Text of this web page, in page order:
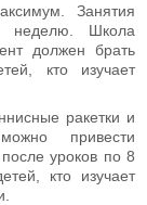
Занятия
неделю. Школа
должен брать
кто изучает
ракетки и
привести
уроков по 8
кто изучает